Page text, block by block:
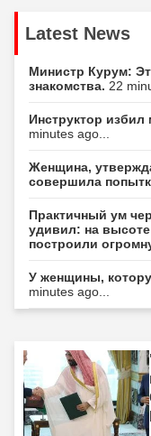
Latest News
Министр Курум:
знакомства. 22
Инструктор избил
minutes ago...
Женщина,
совершила
Практичный ум
удивил: на
построили
У женщины,
minutes ago...